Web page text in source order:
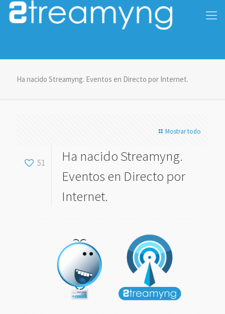
Ha nacido Streamyng. Eventos en Directo por Internet.
Mostrar todo
51
Ha nacido Streamyng.
Eventos en Directo por
Internet.